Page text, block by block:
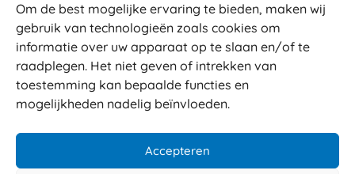
Om de best mogelijke ervaring te bieden, maken wij
gebruik van technologieën zoals cookies om
informatie over uw apparaat op te slaan en/of te
raadplegen. Het niet geven of intrekken van
toestemming kan bepaalde functies en
mogelijkheden nadelig beïnvloeden.
Accepteren
Betalen
Levering
Retouren
Service en garantie